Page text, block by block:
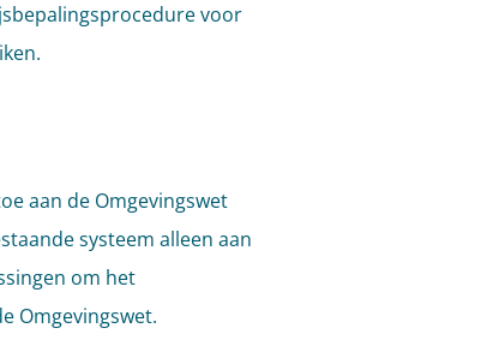
voor
aan de Omgevingswet
systeem alleen aan
om het
Omgevingswet.